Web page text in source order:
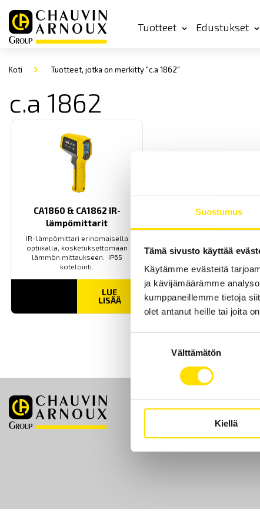
Suostumus
Tämä sivusto käyttää
Käytämme evästeitä
ja kävijämäärämme
kumppaneillemme tietoja
olet antanut heille tai joita
Välttämätön
Kiellä
Tuotteet Edustukset
Koti Tuotteet, jotka on merkitty "c.a 1862"
c.a 1862
CA1860 & CA1862 IR-
lämpömittarit
IR-lämpömittari erinomaisella
optiikalla, kosketuksettomaan
lämmön mittaukseen. IP65
kotelointi.
LUE
LISÄÄ
Etusivu